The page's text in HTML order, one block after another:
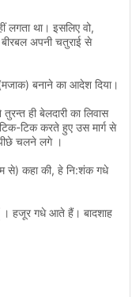
लगता था। इसलिए वो,
अपनी चतुराई से
बनाने का आदेश दिया।
ही बेलदारी का लिवास
टिक करते हुए उस मार्ग से
चलने लगे ।
से) कहा की, हे नि:शंक गधे
। हजूर गधे आते हैं। बादशाह